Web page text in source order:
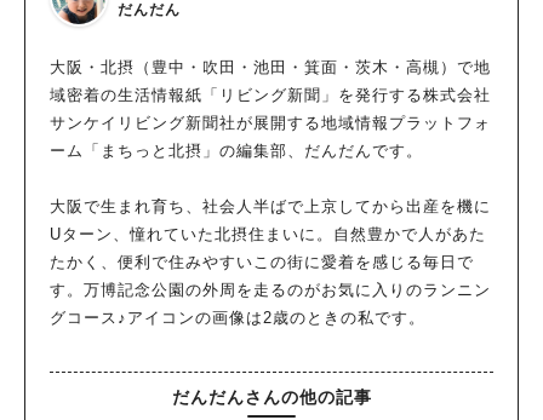
だんだん
大阪・北摂（豊中・吹田・池田・箕面・茨木・高槻）で地
域密着の生活情報紙「リビング新聞」を発行する株式会社
サンケイリビング新聞社が展開する地域情報プラットフォ
ーム「まちっと北摂」の編集部、だんだんです。
大阪で生まれ育ち、社会人半ばで上京してから出産を機に
Uターン、憧れていた北摂住まいに。自然豊かで人があた
たかく、便利で住みやすいこの街に愛着を感じる毎日で
す。万博記念公園の外周を走るのがお気に入りのランニン
グコース♪アイコンの画像は2歳のときの私です。
だんだんさんの他の記事